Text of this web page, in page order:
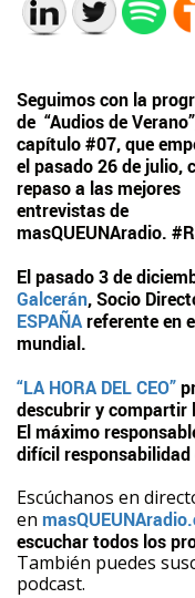
Seguimos con la
de “Audios de
capítulo #07, que
el pasado 26 de julio,
repaso a las mejores
entrevistas de
masQUEUNAradio.
El pasado 3 de
Galcerán, Socio
ESPAÑAreferente en
mundial.
“LA HORA DEL CEO”
descubrir y compartir
El máximo
difícil
Escúchanos en
en
escuchar todos los
También puedes
podcast.